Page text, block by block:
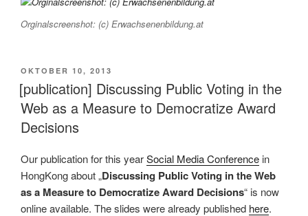
Orginalscreenshot: (c) Erwachsenenbildung.at
VERÖFFENTLICHT
AM
OKTOBER 10, 2013
[publication] Discussing Public Voting in the
Web as a Measure to Democratize Award
Decisions
Our publication for this yearSocial Media Conference in
HongKong about „Discussing Public Voting in the Web
as a Measure to Democratize Award Decisions“ is now
online available. The slides were already published here.